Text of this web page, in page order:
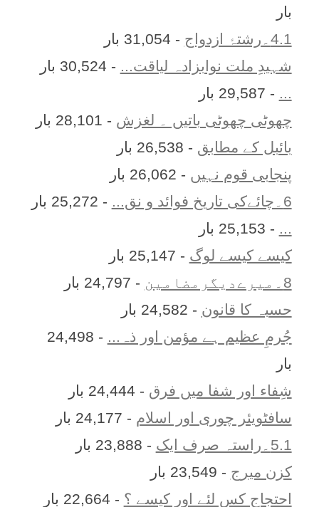
بار
4.1۔رشتۂ ازدواج
- 31,054 بار
شہیدِ ملت نوابزادہ لیاقت... - 30,524 بار
... - 29,587 بار
چھوٹی چھوٹی باتیں ۔ لغزش - 28,101 بار
بائبل کے مطابق - 26,538 بار
پنجابی قوم نہیں - 26,062 بار
6۔چائےکی تاریخ فوائد و نق...
- 25,272 بار
... - 25,153 بار
کیسے کیسے لوگ - 25,147 بار
8۔میرےدیگرمضامین
- 24,797 بار
حسبہ کا قانون - 24,582 بار
جُرمِ عظیم ہے مؤمن اور ذہ...
- 24,498
بار
شِفاء اور شفا میں فرق - 24,444 بار
سافٹویئر چوری اور اسلام - 24,177 بار
5.1۔راستہ صرف ایک
- 23,888 بار
کزن ميرج - 23,549 بار
احتجاج کس لئے اور کیسے ؟ - 22,664 بار